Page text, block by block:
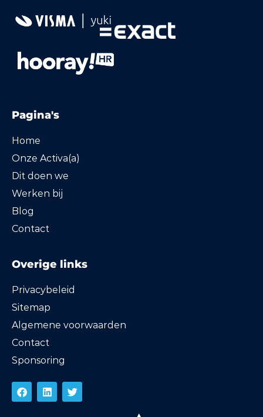
Pagina's
Home
Onze Activa(a)
Dit doen we
Werken bij
Blog
Contact
Overige links
Privacybeleid
Sitemap
Algemene voorwaarden
Contact
Sponsoring